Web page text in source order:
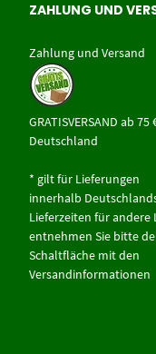
ZAHLUNG UND
Zahlung und Versand
GRATISVERSAND ab 75
Deutschland
* gilt für Lieferungen
innerhalb
Lieferzeiten für andere
entnehmen Sie bitte
Schaltfläche mit den
Versandinformationen